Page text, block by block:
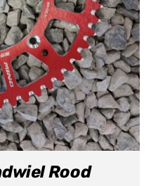
Rood